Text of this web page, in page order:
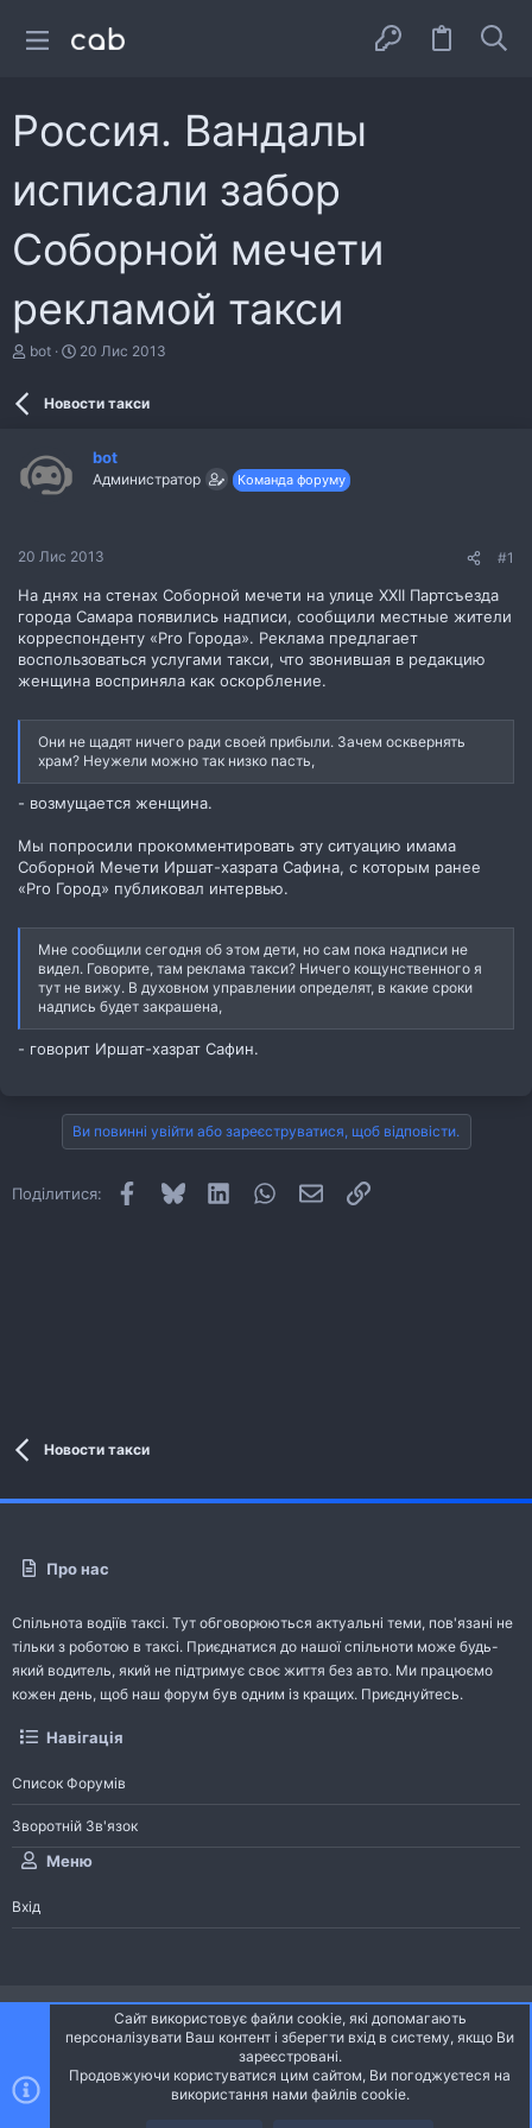
Россия. Вандалы
исписали забор
Соборной мечети
рекламой такси
А
е
м
bot
Д
а
н
20 Лис 2013
Новости такси
bot
Администратор Команда форуму
20 Лис 2013 #1
На днях на стенах Соборной мечети на улице XXII Партсъезда
города Самара появились надписи, сообщили местные жители
корреспонденту «Pro Города». Реклама предлагает
воспользоваться услугами такси, что звонившая в редакцию
женщина восприняла как оскорбление.
Они не щадят ничего ради своей прибыли. Зачем осквернять
храм? Неужели можно так низко пасть,
- возмущается женщина.
Мы попросили прокомментировать эту ситуацию имама
Соборной Мечети Иршат-хазрата Сафина, с которым ранее
«Pro Город» публиковал интервью.
Мне сообщили сегодня об этом дети, но сам пока надписи не
видел. Говорите, там реклама такси? Ничего кощунственного я
тут не вижу. В духовном управлении определят, в какие сроки
надпись будет закрашена,
- говорит Иршат-хазрат Сафин.
Ви повинні увійти або зареєструватися, щоб відповісти.
Поділитися: Facebook
Bluesky LinkedInWhatsApp
E-mailПосилання
Новости такси
Про нас
Спільнота водіїв таксі. Тут обговорюються актуальні теми, пов'язані не
тільки з роботою в таксі. Приєднатися до нашої спільноти може будь-
який водитель, який не підтримує своє життя без авто. Ми працюємо
кожен день, щоб наш форум був одним із кращих. Приєднуйтесь.
Навігація
Список Форумів
Зворотній Зв'язок
Меню
Вхід
Ніч
Українська (UA)
Community platform by XenForo® © 2010-2026 XenForo Ltd.
Community platform by XenForo © 2010-2022 XenForo Ltd. | dev: Pages
Сайт використовує файли cookie, які допомагають
персоналізувати Ваш контент і зберегти вхід в систему, якщо Ви
зареєстровані.
Продовжуючи користуватися цим сайтом, Ви погоджуєтеся на
використання нами файлів cookie.